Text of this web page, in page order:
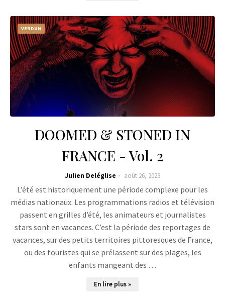
VERDUN
DOOMED & STONED IN
FRANCE - Vol. 2
Julien Deléglise août 26, 2023
L’été est historiquement une période complexe pour les
médias nationaux. Les programmations radios et télévision
passent en grilles d’été, les animateurs et journalistes
stars sont en vacances. C’est la période des reportages de
vacances, sur des petits territoires pittoresques de France,
ou des touristes qui se prélassent sur des plages, les
enfants mangeant des …
En lire plus »